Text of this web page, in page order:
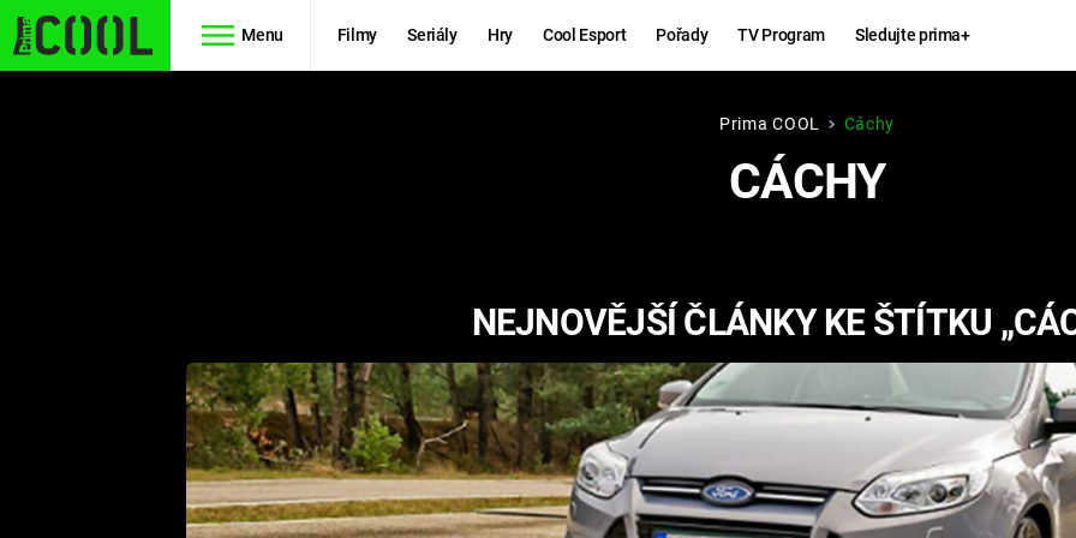
Menu Filmy Seriály Hry Cool Esport Pořady TV Program Sledujte prima+
FUTURAMA
RYCHLE A
ZBĚSILE 10
PREDÁTOR
KINGDOM
COME:
DELIVERANCE
CHUCK
NORRIS
Prima COOL Cáchy
CÁCHY
NEJNOVĚJŠÍ ČLÁNKY KE ŠTÍTKU